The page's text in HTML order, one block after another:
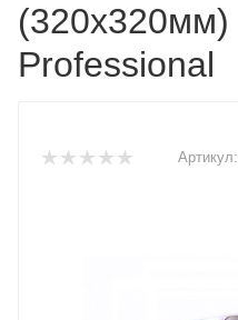
(320х320мм)
Professional
Артикул: